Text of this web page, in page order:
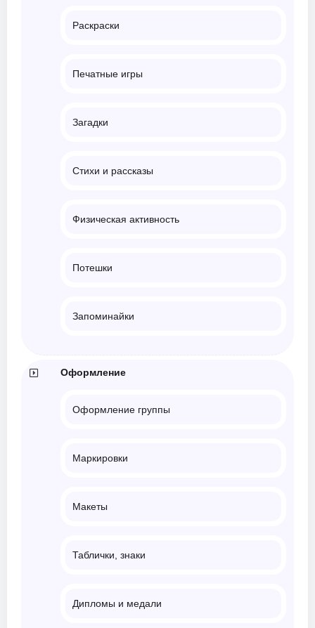
Раскраски
Печатные игры
Загадки
Стихи и рассказы
Физическая активность
Потешки
Запоминайки
Оформление
Оформление группы
Маркировки
Макеты
Таблички, знаки
Дипломы и медали